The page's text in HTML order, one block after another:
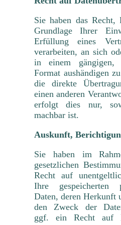
Sie haben das
Grundlage Ihrer
Erfüllung eines
verarbeiten, an sich
in einem gängigen,
Format aushändigen
die direkte
einen anderen
erfolgt dies nur,
machbar ist.
Auskunft,
Sie haben im
gesetzlichen
Recht auf
Ihre gespeicherten
Daten, deren Herkunft
den Zweck der
ggf. ein Recht auf